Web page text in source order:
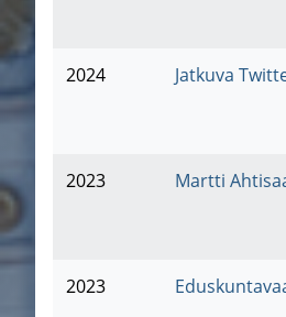
2024 Jatkuva
2023 Martti
2023